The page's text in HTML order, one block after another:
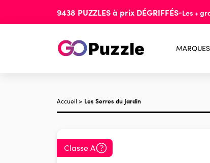
9438 PUZZLESà prix DÉGRIFFÉS-Les +
MARQUES
Accueil > Les Serres du Jardin
Classe A